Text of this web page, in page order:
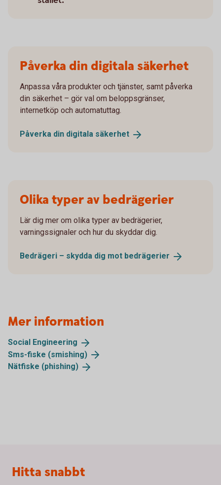
Påverka din digitala säkerhet
Anpassa våra produkter och tjänster, samt påverka
din säkerhet – gör val om beloppsgränser,
internetköp och automatuttag.
Påverka din digitala säkerhet
Olika typer av bedrägerier
Lär dig mer om olika typer av bedrägerier,
varningssignaler och hur du skyddar dig.
Bedrägeri – skydda dig mot bedrägerier
Mer information
Social Engineering
Sms-fiske (smishing)
Nätfiske (phishing)
Sidfot
Hitta snabbt